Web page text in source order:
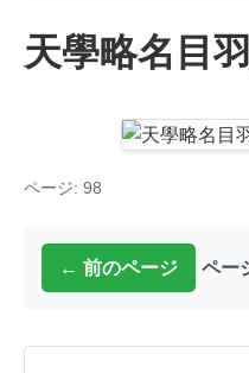
天學略名目
ページ: 98
← 前のページ ペー